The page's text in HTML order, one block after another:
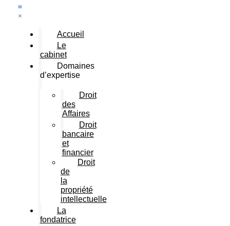
Accueil
Le
cabinet
Domaines
d’expertise
Droit
des
Affaires
Droit
bancaire
et
financier
Droit
de
la
propriété
intellectuelle
La
fondatrice